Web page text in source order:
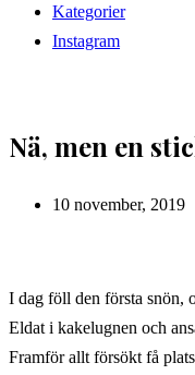
Kategorier
Instagram
Nä, men en
Inlägget
10 november, 2019
I dag föll den första snön,
Eldat i kakelugnen och
Framför allt försökt få